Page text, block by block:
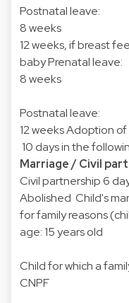
Postnatal leave:
8 weeks
12 weeks, if breast
baby Prenatal leave:
8 weeks
Postnatal leave:
12 weeks Adoption
10 days in the
Marriage / Civil
Civil partnership 6
Abolished Child's
for family reasons
age: 15 years old
Child for which a
CNPF